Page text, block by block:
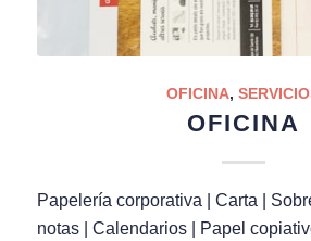
OFICINA,
OFICINA
Papelería corporativa | Carta |
notas | Calendarios | Papel